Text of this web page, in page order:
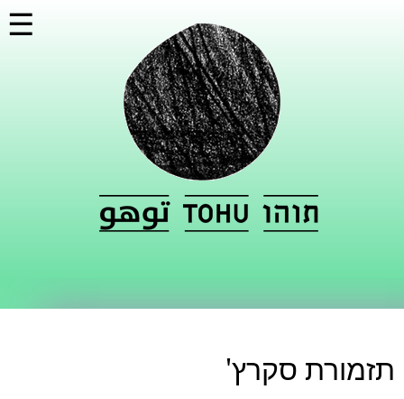
☰
תזמורת סקרץ'